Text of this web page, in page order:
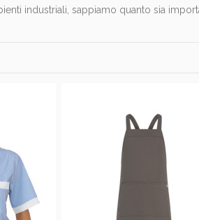
industriali, sappiamo quanto sia